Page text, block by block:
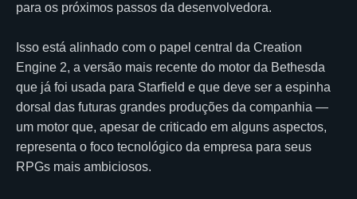
para os próximos passos da desenvolvedora.
Isso está alinhado com o papel central da Creation
Engine 2, a versão mais recente do motor da Bethesda
que já foi usada para Starfield e que deve ser a espinha
dorsal das futuras grandes produções da companhia —
um motor que, apesar de criticado em alguns aspectos,
representa o foco tecnológico da empresa para seus
RPGs mais ambiciosos.